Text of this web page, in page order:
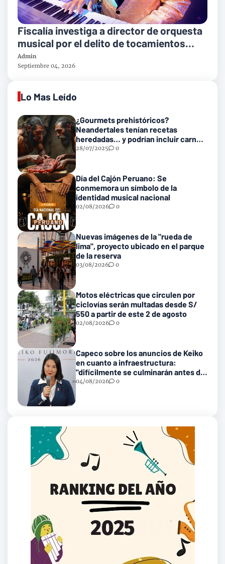
Fiscalía investiga a director de orquesta
musical por el delito de tocamientos
indebidos
Admin
Septiembre 04, 2026
Lo Mas Leído
¿Gourmets prehistóricos?
Neandertales tenían recetas
heredadas… y podrían incluir carne
con gusanos
28/07/2025 0
Día del Cajón Peruano: Se
conmemora un símbolo de la
identidad musical nacional
02/08/2026 0
Nuevas imágenes de la "rueda de
lima", proyecto ubicado en el parque
de la reserva
03/08/2026 0
Motos eléctricas que circulen por
ciclovías serán multadas desde S/
550 a partir de este 2 de agosto
02/08/2026 0
Capeco sobre los anuncios de Keiko
en cuanto a infraestructura:
"difícilmente se culminarán antes del
2031"
04/08/2026 0